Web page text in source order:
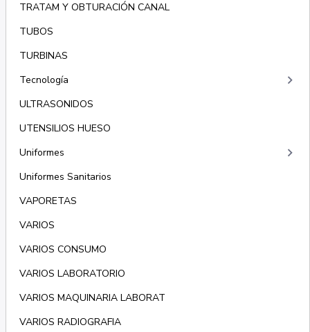
TRATAM Y OBTURACIÓN CANAL
TUBOS
TURBINAS
Tecnología
keyboard_arrow_right
ULTRASONIDOS
UTENSILIOS HUESO
Uniformes
keyboard_arrow_right
Uniformes Sanitarios
VAPORETAS
VARIOS
VARIOS CONSUMO
VARIOS LABORATORIO
VARIOS MAQUINARIA LABORAT
VARIOS RADIOGRAFIA